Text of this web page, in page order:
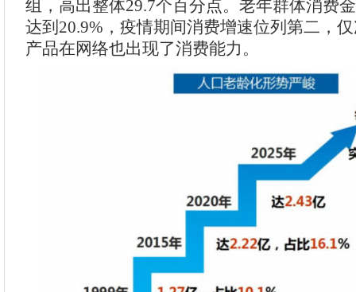
组，高出整体29.7个百分点。老年群体消费
达到20.9%，疫情期间消费增速位列第二，
产品在网络也出现了消费能力。